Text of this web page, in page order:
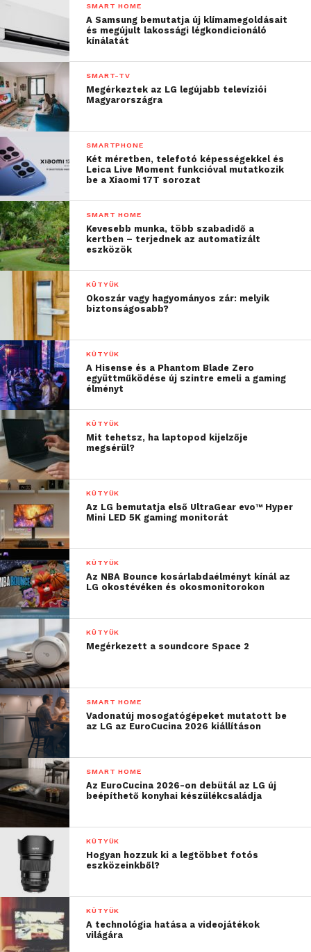
Az első előrendeléseket már ki is küldték állítólag,
úgyhogy a következő körre még várni kell egy kicsit,
de jövő év elején már simán lehet belőle vásárolni,
kb. 75-80 ezer forintnak megfelelő dollárért. Nem
egy olcsó mulatság, de lássuk be, iszonyatosan
megéri, ha folyamatosan nemzetközi körökben
mozog az ember!
SMART HOME
A Samsung bemutatja új klímamegoldásait
és megújult lakossági légkondicionáló
kínálatát
SMART-TV
Megérkeztek az LG legújabb televíziói
Magyarországra
SMARTPHONE
Két méretben, telefotó képességekkel és
Leica Live Moment funkcióval mutatkozik
be a Xiaomi 17T sorozat
SMART HOME
Kevesebb munka, több szabadidő a
kertben – terjednek az automatizált
eszközök
KÜTYÜK
Okoszár vagy hagyományos zár: melyik
biztonságosabb?
KÜTYÜK
A Hisense és a Phantom Blade Zero
együttműködése új szintre emeli a gaming
élményt
KÜTYÜK
Mit tehetsz, ha laptopod kijelzője
megsérül?
KÜTYÜK
Az LG bemutatja első UltraGear evo™ Hyper
Mini LED 5K gaming monitorát
KÜTYÜK
Az NBA Bounce kosárlabdaélményt kínál az
LG okostévéken és okosmonitorokon
KÜTYÜK
Megérkezett a soundcore Space 2
SMART HOME
Vadonatúj mosogatógépeket mutatott be
az LG az EuroCucina 2026 kiállításon
SMART HOME
Az EuroCucina 2026-on debütál az LG új
beépíthető konyhai készülékcsaládja
KÜTYÜK
Hogyan hozzuk ki a legtöbbet fotós
eszközeinkből?
KÜTYÜK
A technológia hatása a videojátékok
világára